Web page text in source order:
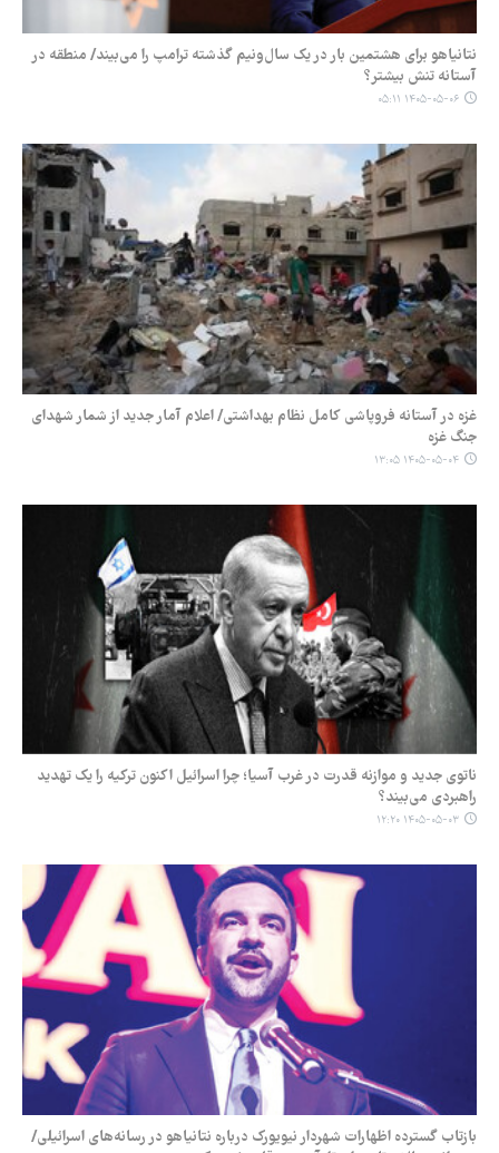
نتانیاهو برای هشتمین بار در یک سال‌ونیم گذشته ترامپ را می‌بیند/ منطقه در
آستانه تنش بیشتر؟
۱۴۰۵-۰۵-۰۶ ۰۵:۱۱
غزه در آستانه فروپاشی کامل نظام بهداشتی/ اعلام آمار جدید از شمار شهدای
جنگ غزه
۱۴۰۵-۰۵-۰۴ ۱۳:۰۵
ناتوی جدید و موازنه قدرت در غرب آسیا؛ چرا اسرائیل اکنون ترکیه را یک تهدید
راهبردی می‌بیند؟
۱۴۰۵-۰۵-۰۳ ۱۲:۲۰
بازتاب گسترده اظهارات شهردار نیویورک درباره نتانیاهو در رسانه‌های اسرائیلی/